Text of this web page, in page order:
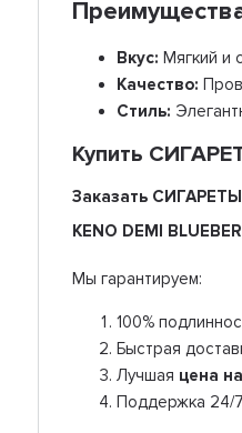
Вкус: Мягкий и
Качество:
Стиль:
Купить
Заказать СИГАРЕТЫ
KENO DEMI
Мы гарантируем:
100%
Быстрая
Лучшая цена
Поддержка 24/